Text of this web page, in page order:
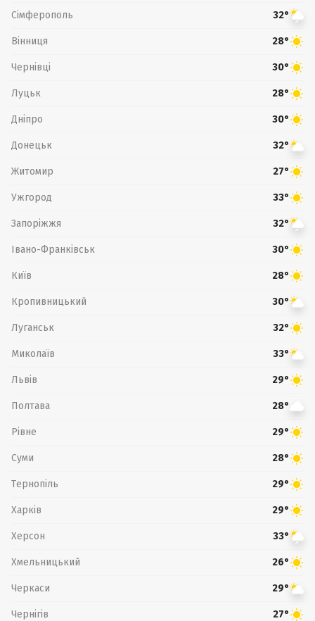
Сімферополь 32°
Вінниця 28°
Чернівці 30°
Луцьк 28°
Дніпро 30°
Донецьк 32°
Житомир 27°
Ужгород 33°
Запоріжжя 32°
Івано-Франківськ 30°
Київ 28°
Кропивницький 30°
Луганськ 32°
Миколаїв 33°
Львів 29°
Полтава 28°
Рівне 29°
Суми 28°
Тернопіль 29°
Харків 29°
Херсон 33°
Хмельницький 26°
Черкаси 29°
Чернігів 27°